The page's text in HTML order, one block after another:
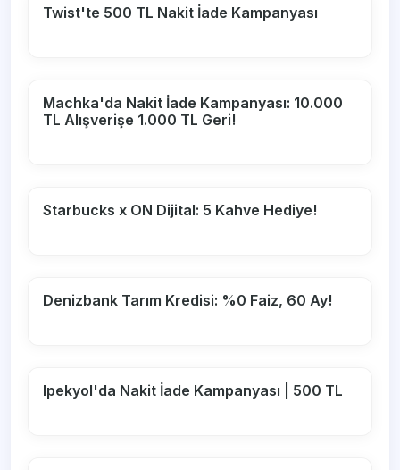
Twist'te 500 TL Nakit İade Kampanyası
Machka'da Nakit İade Kampanyası: 10.000
TL Alışverişe 1.000 TL Geri!
Starbucks x ON Dijital: 5 Kahve Hediye!
Denizbank Tarım Kredisi: %0 Faiz, 60 Ay!
Ipekyol'da Nakit İade Kampanyası | 500 TL